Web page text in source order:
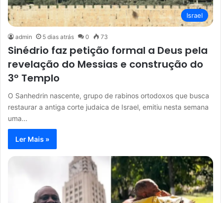
Israel
admin 5 dias atrás 0 73
Sinédrio faz petição formal a Deus pela
revelação do Messias e construção do
3º Templo
O Sanhedrin nascente, grupo de rabinos ortodoxos que busca
restaurar a antiga corte judaica de Israel, emitiu nesta semana
uma…
Ler Mais »